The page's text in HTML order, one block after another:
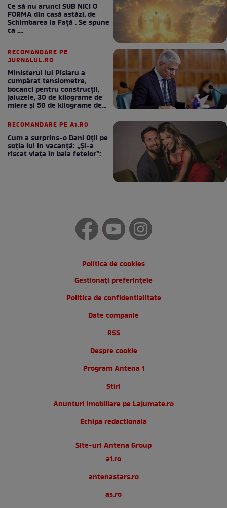
Ce să nu arunci SUB NICI O
FORMA din casă astăzi, de
Schimbarea la Față . Se spune
ca ....
RECOMANDARE PE
JURNALUL.RO
Ministerul lui Pîslaru a
cumpărat tensiometre,
bocanci pentru construcții,
jaluzele, 30 de kilograme de
miere și 50 de kilograme de
RECOMANDARE PE A1.RO
Cum a surprins-o Dani Oțil pe
soția lui în vacanță: „Și-a
riscat viața în baia fetelor”:
Politica de cookies
Gestionați preferințele
Politica de confidentialitate
Date companie
RSS
Despre cookie
Program Antena 1
Stiri
Anunturi imobiliare pe Lajumate.ro
Echipa redactionala
Site-uri Antena Group
a1.ro
antenastars.ro
as.ro